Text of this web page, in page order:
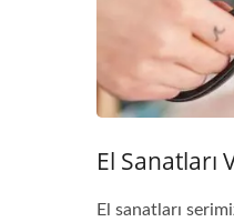
El Sanatları
El sanatları